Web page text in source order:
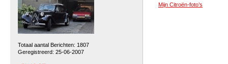
Totaal aantal Berichten: 1807
Geregistreerd: 25-06-2007
Mijn Citroën-foto’s